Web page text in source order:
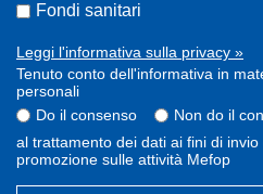
Fondi sanitari
Leggi l'informativa sulla privacy »
Tenuto conto dell'informativa in
personali
Do il consenso
Non do il
al trattamento dei dati ai fini di
promozione sulle attività Mefop